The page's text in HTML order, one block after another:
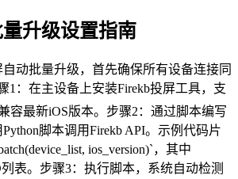
升级设置指南
动批量升级，首先确保所有设备连接同
1：在主设备上安装Firekb投屏工具，支
容最新iOS版本。步骤2：通过脚本编写
脚本调用Firekb API。示例代码片
ios_version)`，其中
列表。步骤3：执行脚本，系统自动检测